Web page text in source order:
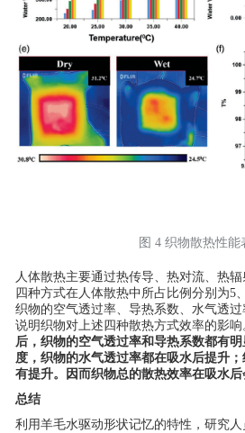
图 4 织物散热性能
人体散热主要通过热传导、热对流、热
四种方式在人体散热中所占比例分别为5
织物的空气透过率、导热系数、水气透
说明织物对上述四种散热方式效率的影响
后，织物的空气透过率和导热系数都有
度，织物的水气透过率都在吸水后提升
有提升。因而织物总的散热效率在吸水后
总结
利用羊毛水驱动形状记忆的特性，研究